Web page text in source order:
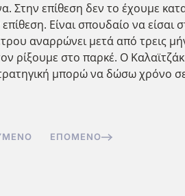
επίθεση δεν το έχουμε
Είναι σπουδαίο να
αναρρώνει μετά από τρεις
ρίξουμε στο παρκέ. Ο
μπορώ να δώσω χρόνο
ΕΠΌΜΕΝΟ